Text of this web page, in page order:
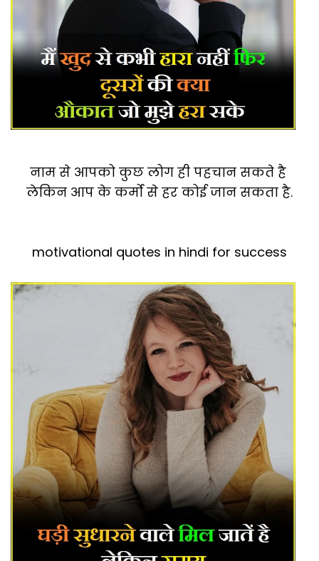
नाम से आपको कुछ लोग ही पहचान सकते है
लेकिन आप के कर्मो से हर कोई जान सकता है.
motivational quotes in hindi for success